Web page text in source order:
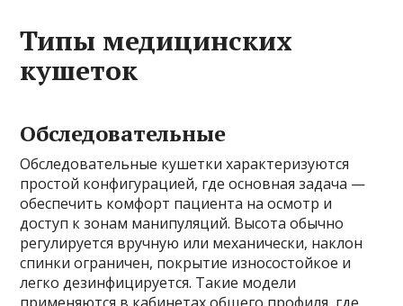
Типы медицинских
кушеток
Обследовательные
Обследовательные кушетки характеризуются
простой конфигурацией, где основная задача —
обеспечить комфорт пациента на осмотр и
доступ к зонам манипуляций. Высота обычно
регулируется вручную или механически, наклон
спинки ограничен, покрытие износостойкое и
легко дезинфицируется. Такие модели